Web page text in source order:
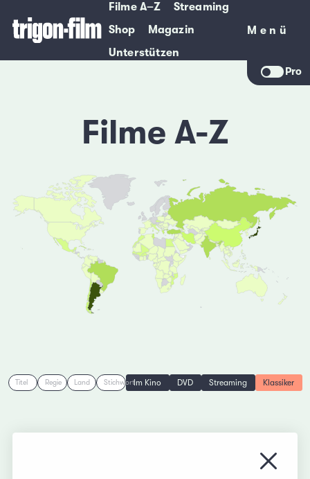
Filme A–Z
Streaming
Shop
Magazin
Unterstützen
Menü
Menü
Pro
Filme A-Z
Titel Regie Land StichwortIm Kino DVD Streaming Klassiker
Menü